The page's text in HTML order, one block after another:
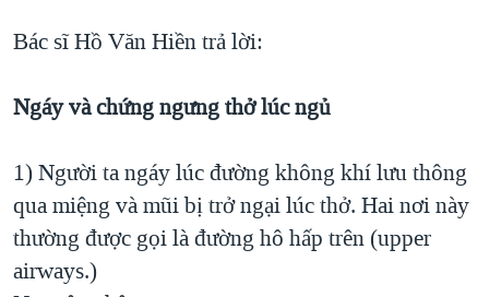
Bác sĩ Hồ Văn Hiền trả lời:
Ngáy và chứng ngưng thở lúc ngủ
1) Người ta ngáy lúc đường không khí lưu thông
qua miệng và mũi bị trở ngại lúc thở. Hai nơi này
thường được gọi là đường hô hấp trên (upper
airways.)